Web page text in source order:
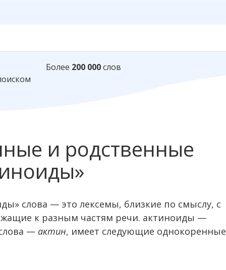
Более 200 000слов
и родственные
слова — это лексемы, близкие по смыслу, с
к разным частям речи. актиноиды —
— актин, имеет следующие однокоренные